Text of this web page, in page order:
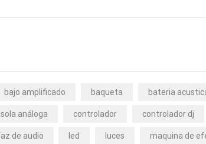
bajo amplificado baqueta bateria
análoga controlador controlador dj
de audio led luces maquina de